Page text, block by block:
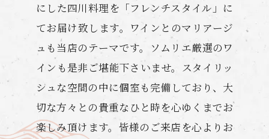
にした四川料理を「フレンチスタイル」に
てお届け致します。ワインとのマリアージ
ュも当店のテーマです。ソムリエ厳選のワ
インも是非ご堪能下さいませ。スタイリッ
シュな空間の中に個室も完備しており、大
切な方々との貴重なひと時を心ゆくまでお
楽しみ頂けます。皆様のご来店を心よりお